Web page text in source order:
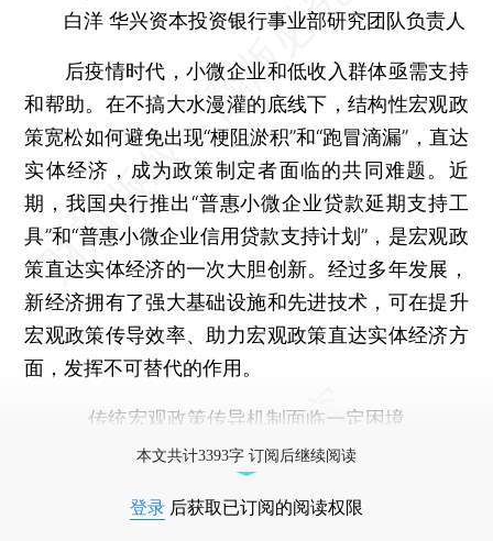
白洋 华兴资本投资银行事业部研究团队负责人
后疫情时代，小微企业和低收入群体亟需支持
和帮助。在不搞大水漫灌的底线下，结构性宏观政
策宽松如何避免出现“梗阻淤积”和“跑冒滴漏”，直达
实体经济，成为政策制定者面临的共同难题。近
期，我国央行推出“普惠小微企业贷款延期支持工
具”和“普惠小微企业信用贷款支持计划”，是宏观政
策直达实体经济的一次大胆创新。经过多年发展，
新经济拥有了强大基础设施和先进技术，可在提升
宏观政策传导效率、助力宏观政策直达实体经济方
面，发挥不可替代的作用。
传统宏观政策传导机制面临一定困境
本文共计3393字 订阅后继续阅读
登录 后获取已订阅的阅读权限